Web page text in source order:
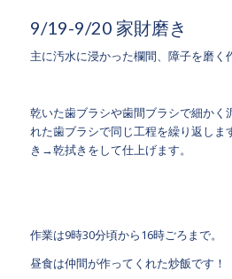
9/19-9/20 家財磨き
主に汚水に浸かった欄間、障子を磨く
乾いた歯ブラシや歯間ブラシで細かく
れた歯ブラシで同じ工程を繰り返しま
き→乾拭きをして仕上げます。
作業は9時30分頃から16時ごろまで。
昼食は仲間が作ってくれた炒飯です！